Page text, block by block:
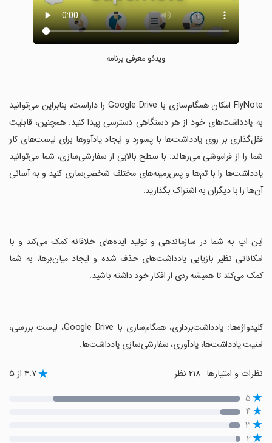
ویدئو معرفی برنامه
‏FlyNote امکان همگام‌سازی با Google Drive را داراست، بنابراین می‌توانید
به یادداشت‌های خود از هر دستگاهی دسترسی پیدا کنید. همچنین، قابلیت
قفل‌گذاری بر روی یادداشت‌ها با پسورد و ایجاد یادآورها برای لیست‌های کار
شما را از فراموشی می‌رهاند. با سطح بالایی از سفارشی‌سازی، شما می‌توانید
یادداشت‌ها را با تم‌ها و پس‌زمینه‌های مختلف شخصی‌سازی کنید و به آسانی
آن‌ها را با دیگران به اشتراک بگذارید.
‏این اپ به شما در سازماندهی و تولید ایده‌های خلاقانه کمک می‌کند و با
امکاناتی نظیر بازیابی یادداشت‌های حذف شده و ایجاد میان‌برها، به شما
کمک می‌کند تا همیشه ردی از افکار خود داشته باشید.
‏کلیدواژه‌ها: یادداشت‌برداری، همگام‌سازی با Google Drive، لیست بررسی،
امنیت یادداشت‌ها، یادآوری، سفارشی‌سازی یادداشت‌ها.
نظرات و امتیازها ۴.۷ از ۵
۵
۴
۳
۲